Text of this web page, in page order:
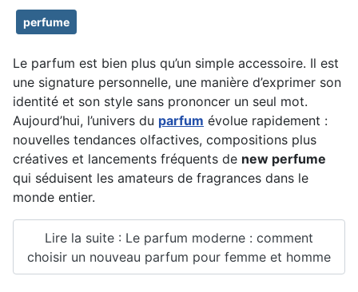
perfume
Le parfum est bien plus qu’un simple accessoire. Il est
une signature personnelle, une manière d’exprimer son
identité et son style sans prononcer un seul mot.
Aujourd’hui, l’univers du parfum évolue rapidement :
nouvelles tendances olfactives, compositions plus
créatives et lancements fréquents de new perfume
qui séduisent les amateurs de fragrances dans le
monde entier.
Lire la suite : Le parfum moderne : comment
choisir un nouveau parfum pour femme et homme